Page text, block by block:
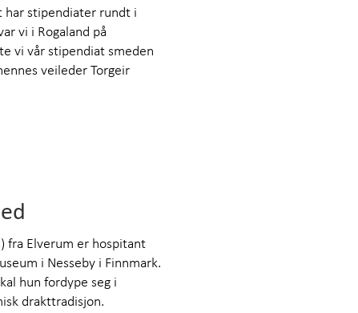
har stipendiater rundt i
vi i Rogaland på
vi vår stipendiat smeden
veileder Torgeir
fra Elverum er hospitant
i Nesseby i Finnmark.
hun fordype seg i
drakttradisjon.